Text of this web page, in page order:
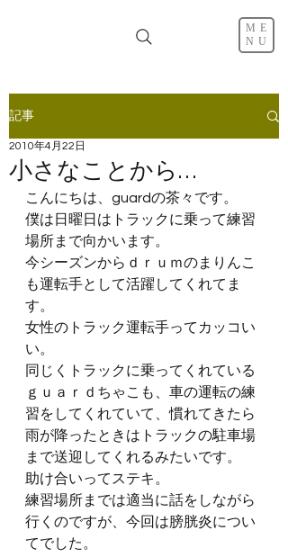
ME
NU
記事
小さなことから…
2010年4月22日
こんにちは、guardの茶々です。
僕は日曜日はトラックに乗って練習
場所まで向かいます。
今シーズンからｄｒｕｍのまりんこ
も運転手として活躍してくれてま
す。
女性のトラック運転手ってカッコい
い。
同じくトラックに乗ってくれている
ｇｕａｒｄちゃこも、車の運転の練
習をしてくれていて、慣れてきたら
雨が降ったときはトラックの駐車場
まで送迎してくれるみたいです。
助け合いってステキ。
練習場所までは適当に話をしながら
行くのですが、今回は膀胱炎につい
てでした。